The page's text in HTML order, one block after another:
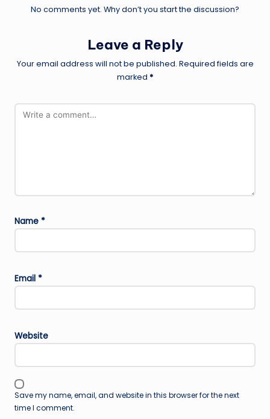
No comments yet. Why don’t you start the discussion?
Leave a Reply
Your email address will not be published. Required fields are
marked *
Name *
Email *
Website
Save my name, email, and website in this browser for the next
time I comment.